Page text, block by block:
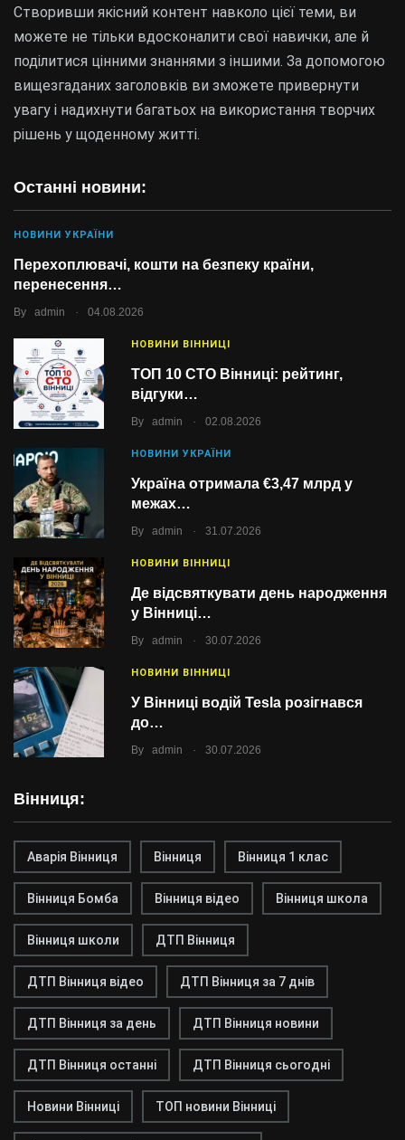
Останні новини:
НОВИНИ УКРАЇНИ
Перехоплювачі, кошти на безпеку країни,
перенесення…
By admin . 04.08.2026
НОВИНИ ВІННИЦІ
ТОП 10 СТО Вінниці: рейтинг,
відгуки…
By admin . 02.08.2026
НОВИНИ УКРАЇНИ
Україна отримала €3,47 млрд у
межах…
By admin . 31.07.2026
НОВИНИ ВІННИЦІ
Де відсвяткувати день народження
у Вінниці…
By admin . 30.07.2026
НОВИНИ ВІННИЦІ
У Вінниці водій Tesla розігнався
до…
By admin . 30.07.2026
Вінниця:
Аварія Вінниця Вінниця Вінниця 1 клас
Вінниця Бомба Вінниця відео Вінниця школа
Вінниця школи ДТП Вінниця
ДТП Вінниця відео ДТП Вінниця за 7 днів
ДТП Вінниця за день ДТП Вінниця новини
ДТП Вінниця останні ДТП Вінниця сьогодні
Новини Вінниці ТОП новини Вінниці
Створивши якісний контент навколо цієї теми, ви
можете не тільки вдосконалити свої навички, але й
поділитися цінними знаннями з іншими. За допомогою
вищезгаданих заголовків ви зможете привернути
увагу і надихнути багатьох на використання творчих
рішень у щоденному житті.